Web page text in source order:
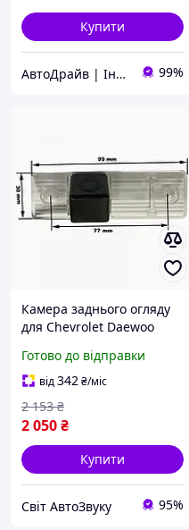
Купити
АвтоДрайв | Інтернет-магазин звуку та автоелектроніки 99%
Камера заднього огляду
для Chevrolet Daewoo
Готово до відправки
від342₴/міс
2 050₴
2 153 ₴
Купити
Світ АвтоЗвуку 95%